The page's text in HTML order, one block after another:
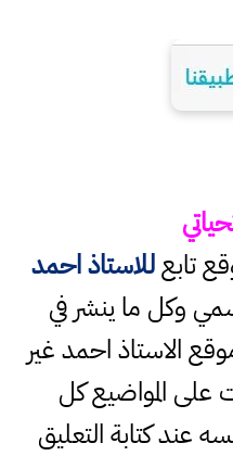
تابعللاستاذ احمد
وكل ما ينشر في
الاستاذ احمد غير
المواضيع كل
كتابة التعليق